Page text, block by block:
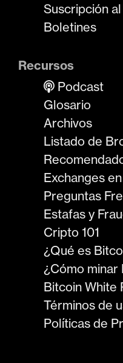
Suscripción
Boletines
Recursos
Podcast
Glosario
Archivos
Listado de
Exchanges
Preguntas
Estafas y
Cripto 101
¿Qué es
¿Cómo minar
Bitcoin White
Términos de
Políticas de